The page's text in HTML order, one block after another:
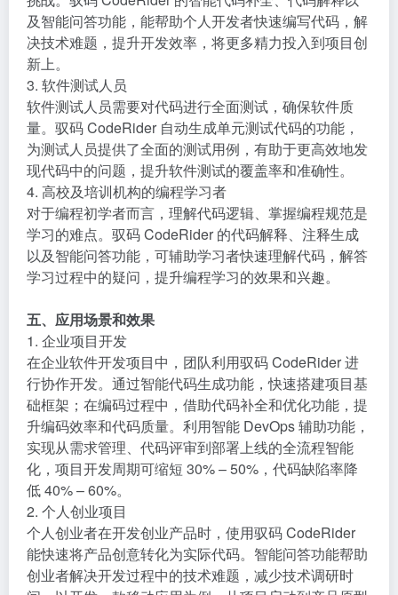
及智能问答功能，能帮助个人开发者快速编写代码，解
决技术难题，提升开发效率，将更多精力投入到项目创
新上。
3. 软件测试人员
软件测试人员需要对代码进行全面测试，确保软件质
量。驭码 CodeRider 自动生成单元测试代码的功能，
为测试人员提供了全面的测试用例，有助于更高效地发
现代码中的问题，提升软件测试的覆盖率和准确性。
4. 高校及培训机构的编程学习者
对于编程初学者而言，理解代码逻辑、掌握编程规范是
学习的难点。驭码 CodeRider 的代码解释、注释生成
以及智能问答功能，可辅助学习者快速理解代码，解答
学习过程中的疑问，提升编程学习的效果和兴趣。
五、应用场景和效果
1. 企业项目开发
在企业软件开发项目中，团队利用驭码 CodeRider 进
行协作开发。通过智能代码生成功能，快速搭建项目基
础框架；在编码过程中，借助代码补全和优化功能，提
升编码效率和代码质量。利用智能 DevOps 辅助功能，
实现从需求管理、代码评审到部署上线的全流程智能
化，项目开发周期可缩短 30% – 50%，代码缺陷率降
低 40% – 60%。
2. 个人创业项目
个人创业者在开发创业产品时，使用驭码 CodeRider
能快速将产品创意转化为实际代码。智能问答功能帮助
创业者解决开发过程中的技术难题，减少技术调研时